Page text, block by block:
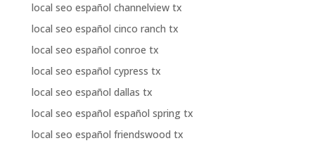
local seo español channelview tx
local seo español cinco ranch tx
local seo español conroe tx
local seo español cypress tx
local seo español dallas tx
local seo español español spring tx
local seo español friendswood tx